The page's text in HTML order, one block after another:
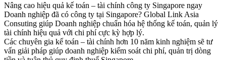
Nâng cao hiệu quả kế toán – tài chính công ty Singapore ngay
Doanh nghiệp đã có công ty tại Singapore? Global Link Asia
Consuting giúp Doanh nghiệp chuẩn hóa hệ thống kế toán, quản lý
tài chính hiệu quả với chi phí cực kỳ hợp lý.
Các chuyên gia kế toán – tài chính hơn 10 năm kinh nghiệm sẽ tư
vấn giải pháp giúp doanh nghiệp kiểm soát chi phí, quản trị dòng